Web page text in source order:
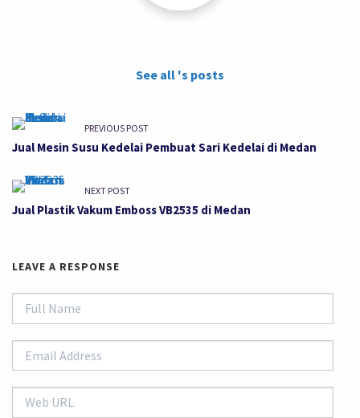
See all 's posts
PREVIOUS POST
Jual Mesin Susu Kedelai Pembuat Sari Kedelai di Medan
NEXT POST
Jual Plastik Vakum Emboss VB2535 di Medan
LEAVE A RESPONSE